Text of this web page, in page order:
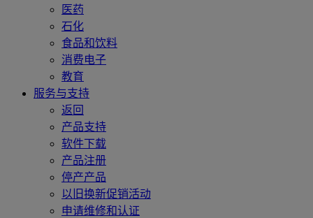
医药
石化
食品和饮料
消费电子
教育
服务与支持
返回
产品支持
软件下载
产品注册
停产产品
以旧换新促销活动
申请维修和认证